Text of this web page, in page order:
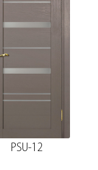
PSU-12